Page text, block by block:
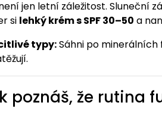
jen letní záležitost. Sluneční
si lehký krém s SPF 30–50 a
typy:Sáhni po minerálních
poznáš, že rutina